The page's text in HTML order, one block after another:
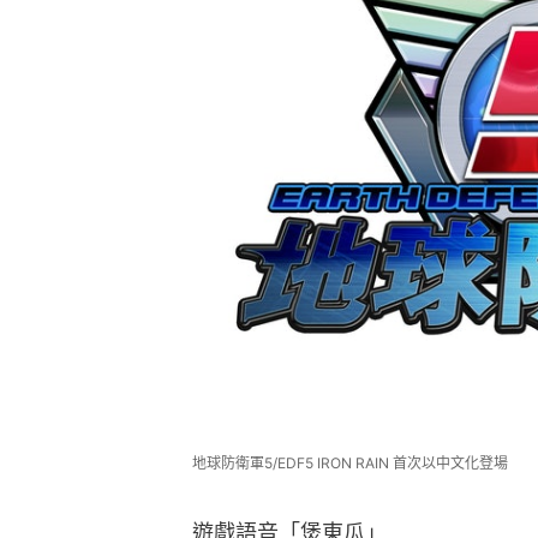
地球防衛軍5/EDF5 IRON RAIN 首次以中文化登場
遊戲語音「煲東瓜」